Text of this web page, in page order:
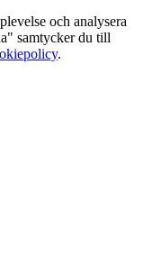
och analysera
samtycker du till
.